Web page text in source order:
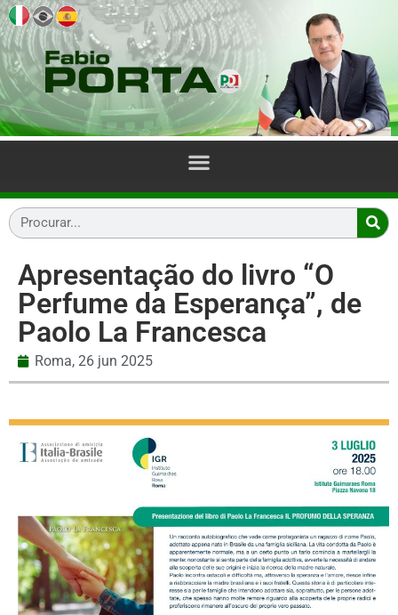
Apresentação do livro “O
Perfume da Esperança”, de
Paolo La Francesca
Roma, 26 jun 2025